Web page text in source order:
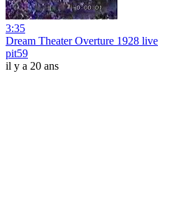
3:35
Dream Theater Overture 1928 live
pit59
il y a 20 ans